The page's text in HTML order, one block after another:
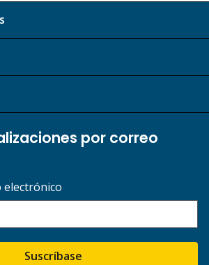
por correo
electrónico
Suscríbase